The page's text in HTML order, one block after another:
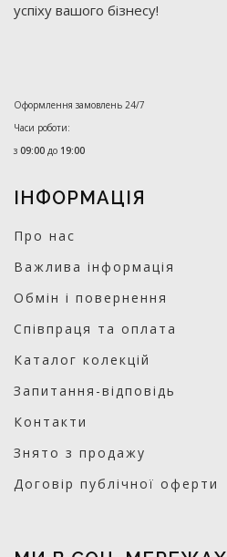
успіху вашого бізнесу!
Оформлення замовлень 24/7
Часи роботи:
з 09:00 до 19:00
ІНФОРМАЦІЯ
Про нас
Важлива інформація
Обмін і повернення
Співпраця та оплата
Каталог колекцій
Запитання-відповідь
Контакти
Знято з продажу
Договір публічної оферти